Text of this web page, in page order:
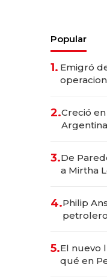
Popular
1. Emigró
2.Creció
las
3.De
a Mirtha
4.Philip
Fénix
5.El nuevo
qué en